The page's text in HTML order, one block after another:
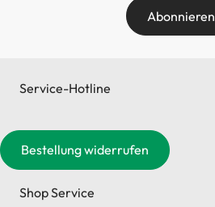
Abonnieren
Service-Hotline
Bestellung widerrufen
Shop Service